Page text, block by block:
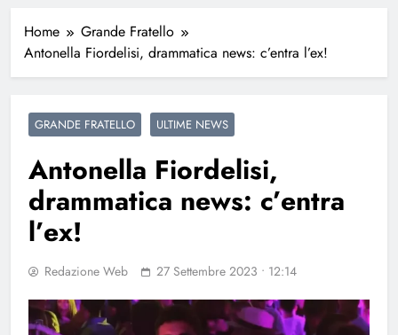
Home
Grande Fratello
Antonella Fiordelisi, drammatica news: c’entra l’ex!
GRANDE FRATELLO ULTIME NEWS
Antonella Fiordelisi,
drammatica news: c’entra
l’ex!
Redazione Web 27 Settembre 2023 • 12:14